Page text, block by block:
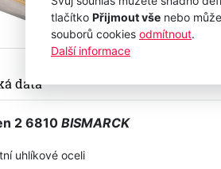
tlačítko Přijmout vše nebo
souborů cookies odmítnout.
Další informace
data
2 6810 BISMARCK
uhlíkové oceli